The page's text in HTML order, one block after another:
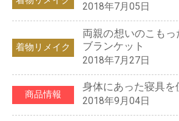
2018年7月05日
着物リメイク
両親の想いのこも
ブランケット
2018年7月27日
商品情報
身体にあった寝具を
2018年9月04日